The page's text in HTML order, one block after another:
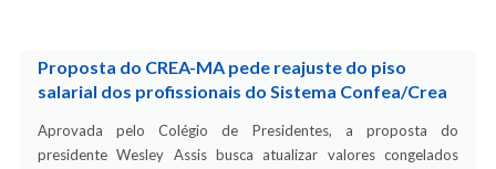
Proposta do CREA-MA pede reajuste do piso
salarial dos profissionais do Sistema Confea/Crea
Aprovada pelo Colégio de Presidentes, a proposta do
presidente Wesley Assis busca atualizar valores congelados